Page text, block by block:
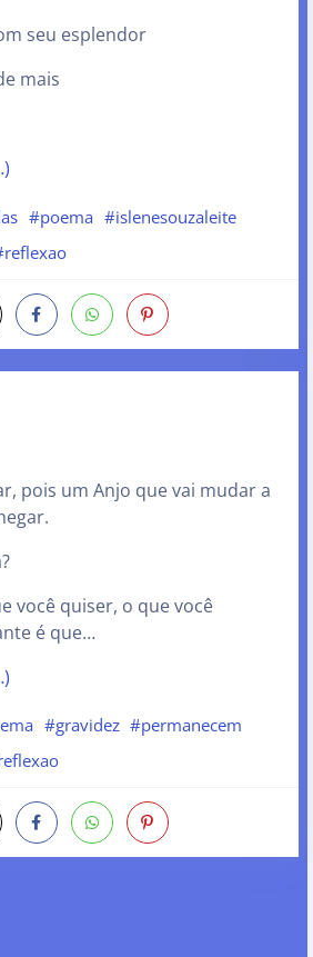
seu esplendor
mais
#poema #islenesouzaleite
pois um Anjo que vai mudar a
você quiser, o que você
é que…
#gravidez #permanecem